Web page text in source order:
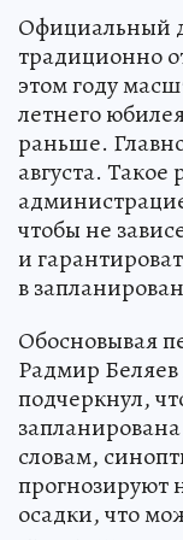
Официальный
традиционно
этом году
летнего
раньше.
августа.
чтобы не
и
в
Обосновывая
Радмир
подчеркнул,
словам,
прогнозируют
осадки, что